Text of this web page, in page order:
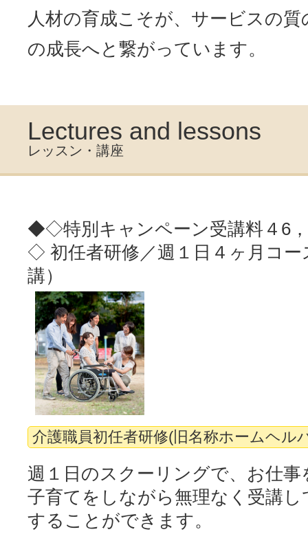
人材の育成こそが、サービスの質
の成長へと繋がっています。
Lectures and lessons
レッスン・講座
◆◇特別キャンペーン受講料４6
◇ 初任者研修／週１日４ヶ月コー
講）
介護職員初任者研修(旧名称ホームヘル
週１日のスクーリングで、お仕
子育てをしながら無理なく受講し
することができます。